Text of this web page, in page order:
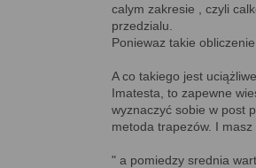
calym zakresie , czyli
przedzialu.
Poniewaz takie
A co takiego jest
Imatesta, to zapewne
wyznaczyć sobie w post
metoda trapezów. I masz
" a pomiedzy srednia